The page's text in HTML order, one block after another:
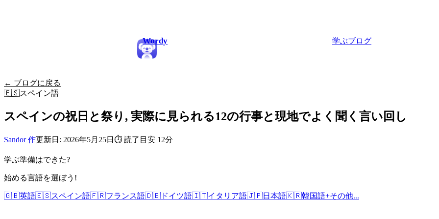
Wordy 学ぶブログ
← ブログに戻る
🇪🇸スペイン語
スペインの祝日と祭り, 実際に見られる12の行事と現地でよく聞く言い回し
Sandor 作更新日: 2026年5月25日 ⏱ 読了目安 12分
学ぶ準備はできた?
始める言語を選ぼう!
🇬🇧英語🇪🇸スペイン語🇫🇷フランス語🇩🇪 ドイツ語🇮🇹イタリア語🇯🇵日本語🇰🇷韓国語+その他...